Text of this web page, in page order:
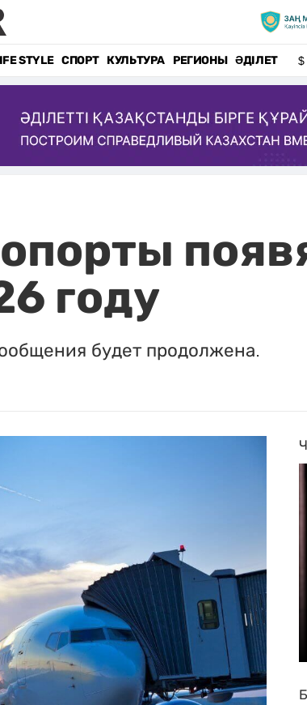
STYLE СПОРТ КУЛЬТУРА РЕГИОНЫ ӘДІЛЕТ $
году
будет продолжена.